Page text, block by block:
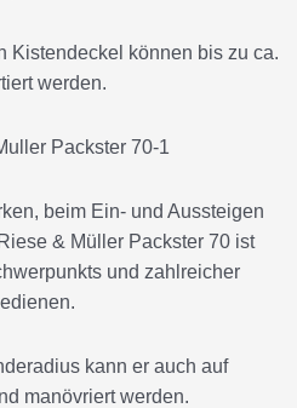
Kistendeckel können bis zu ca.
werden.
beim Ein- und Aussteigen
& Müller Packster 70 ist
und zahlreicher
kann er auch auf
manövriert werden.